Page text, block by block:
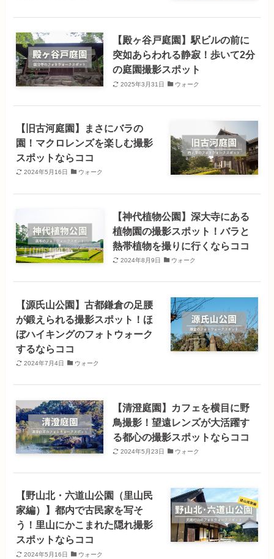
【殿ヶ谷戸庭園】駅ビルの前に
突如あらわれる静寂！歩いて2分
の庭園撮影スポット
2025年3月31日 ウォーク
【旧古河庭園】まさにバラの
園！マクロレンズを楽しむ撮影
スポットならココ
2024年5月16日 ウォーク
【神代植物公園】深大寺にある
植物園の撮影スポット！バラと
熱帯植物を撮りに行くならココ
2024年8月9日 ウォーク
【源氏山公園】古都鎌倉の足腰
が鍛えられる撮影スポット！ほ
ぼハイキングのフォトウォーク
するならココ
2024年7月4日 ウォーク
【清澄庭園】カフェを横目に野
鳥撮影！望遠レンズが大活躍す
る都心の撮影スポットならココ
2024年5月23日 ウォーク
【野山北・六道山公園（里山民
家編）】都内で古民家を写そ
う！里山にかこまれた隠れ撮影
スポットならココ
2024年5月16日 ウォーク